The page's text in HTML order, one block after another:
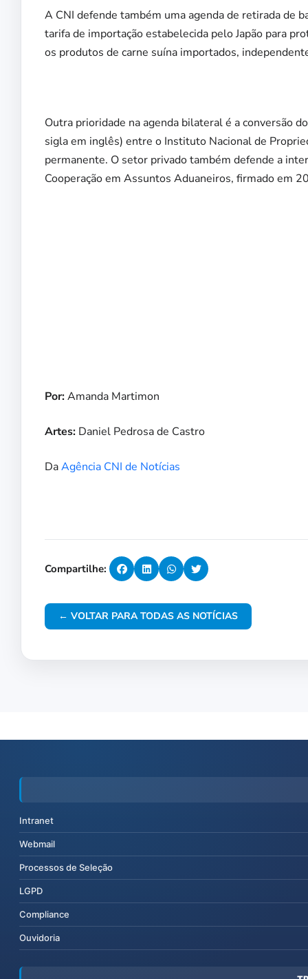
A CNI defende também uma agenda de retirada de
tarifa de importação estabelecida pelo Japão para
os produtos de carne suína importados,
Outra prioridade na agenda bilateral é a conversão
sigla em inglês) entre o Instituto Nacional de
permanente. O setor privado também defende a
Cooperação em Assuntos Aduaneiros, firmado em
Por:Amanda Martimon
Artes: Daniel Pedrosa de Castro
DaAgência CNI de Notícias
Compartilhe:
← VOLTAR PARA TODAS AS NOTÍCIAS
Intranet
Webmail
Processos de Seleção
LGPD
Compliance
Ouvidoria